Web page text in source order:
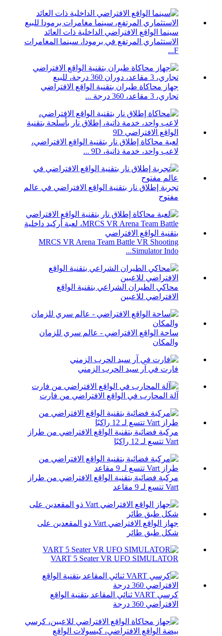
سينما الواقع الافتراضي الداخلية ذات العائد
الاستثماري المرتفع في برمودا، سينما المغامرات
F...
جهاز محاكاة طيران بتقنية الواقع الافتراضي
تجاري، 3 مقاعد، 360 درجة ...
لعبة محاكاة إطلاق نار بتقنية الواقع الافتراضي،
لاعب واحد، خدمة ذاتية، 9D ...
تجربة إطلاق نار بتقنية الواقع الافتراضي في عالم
مفتوح
MRCS VR Arena Team Battle VR Shooting
Simulator Indo...
محاكي الطيران الشراعي بتقنية الواقع
الافتراضي للاعبين
ساحة الواقع الافتراضي - عالم سري للزمان
والمكان
فارت في آر سيد الحرب الزمني
آلة المحارب في الواقع الافتراضي من فارت
مركبة فضائية بتقنية الواقع الافتراضي من طراز
Vart تتسع لـ 12 راكبًا
مركبة فضائية بتقنية الواقع الافتراضي من طراز
Vart تتسع لـ 9 مقاعد
جهاز الواقع الافتراضي Vart ذو المقعدين على
شكل طبق طائر
VART 5 Seater VR UFO SIMULATOR
كرسي VART ثنائي المقاعد بتقنية الواقع
الافتراضي 360 درجة